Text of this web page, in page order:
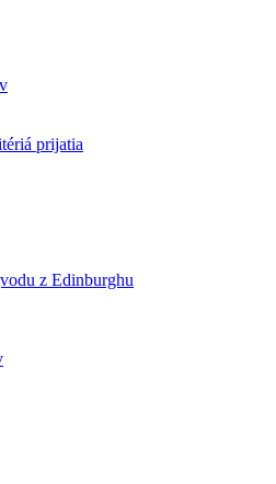
prijatia
z Edinburghu